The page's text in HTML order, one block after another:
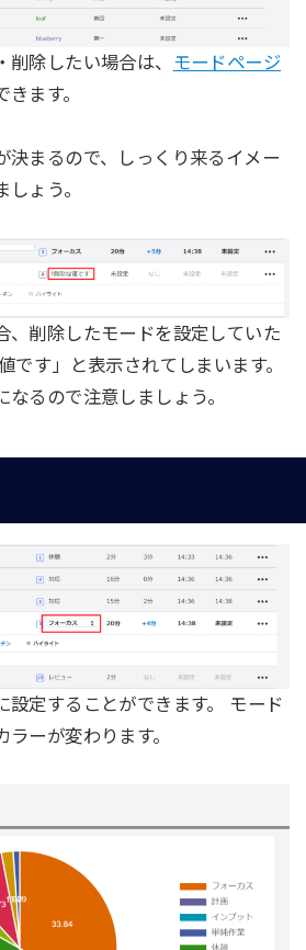
削除したい場合は、 モードページ
ます。
決まるので、しっくり来るイメー
ょう。
、削除したモードを設定していた
です」と表示されてしまいます。
るので注意しましょう。
設定することができます。 モード
ーが変わります。